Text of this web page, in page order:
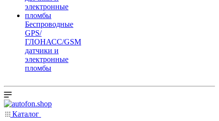
Беспроводные
GPS/
ГЛОНАСС/GSM
датчики и
электронные
пломбы
Каталог